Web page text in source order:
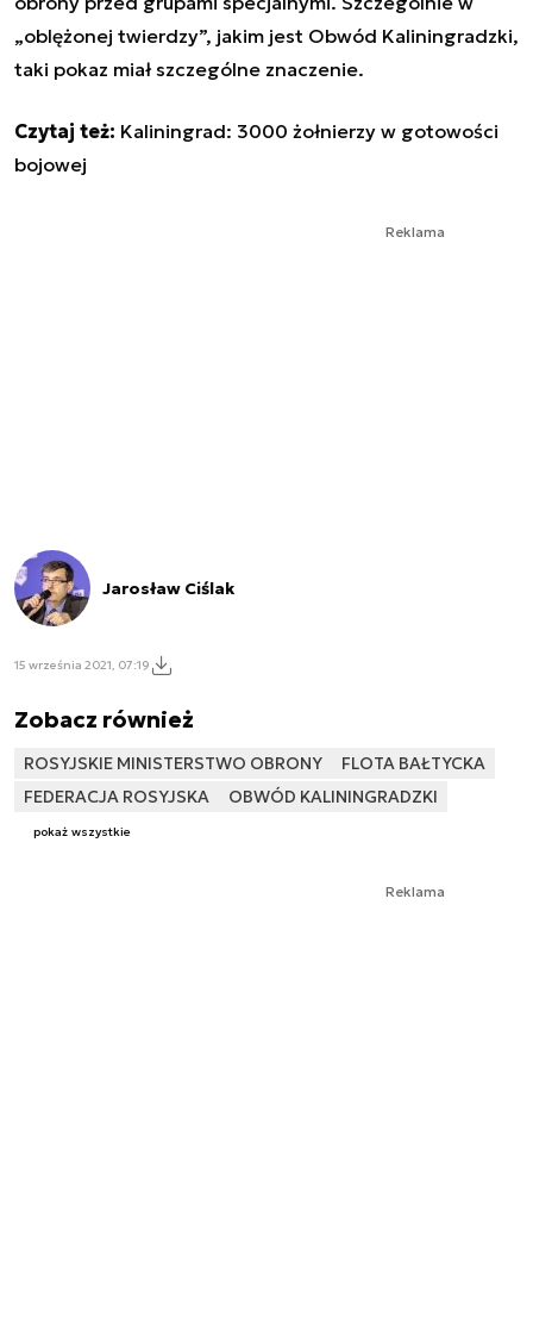
„oblężonej twierdzy”, jakim jest Obwód Kaliningradzki,
taki pokaz miał szczególne znaczenie.
Czytaj też: Kaliningrad: 3000 żołnierzy w gotowości
bojowej
Reklama
Jarosław Ciślak
15 września 2021, 07:19
Zobacz również
ROSYJSKIE MINISTERSTWO OBRONY
FLOTA BAŁTYCKA
FEDERACJA ROSYJSKA
OBWÓD KALININGRADZKI
pokaż wszystkie
Reklama